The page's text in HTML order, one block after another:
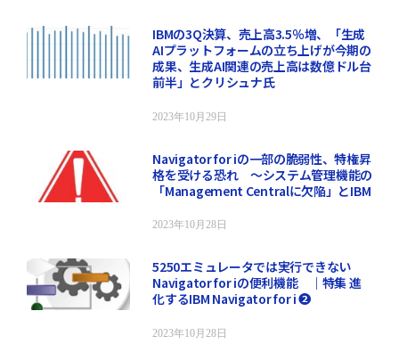
IBMの3Q決算、売上高3.5％増、「生成
AIプラットフォームの立ち上げが今期の
成果、生成AI関連の売上高は数億ドル台
前半」とクリシュナ氏
2023年10月29日
Navigator for iの一部の脆弱性、特権昇
格を受ける恐れ ～システム管理機能の
「Management Centralに欠陥」とIBM
2023年10月28日
5250エミュレータでは実行できない
Navigator for iの便利機能 ｜特集 進
化するIBM Navigator for i ❷
2023年10月28日